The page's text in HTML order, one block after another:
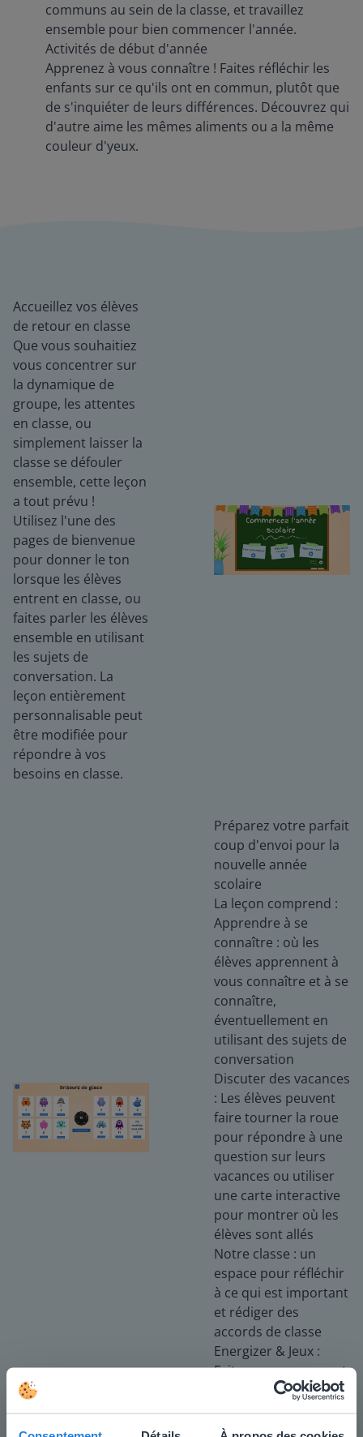
communs au sein de la classe, et travaillez
ensemble pour bien commencer l'année.
Activités de début d'année
Apprenez à vous connaître ! Faites réfléchir les
enfants sur ce qu'ils ont en commun, plutôt que
de s'inquiéter de leurs différences. Découvrez qui
d'autre aime les mêmes aliments ou a la même
couleur d'yeux.
Accueillez vos élèves
de retour en classe
Que vous souhaitiez
vous concentrer sur
la dynamique de
groupe, les attentes
en classe, ou
simplement laisser la
classe se défouler
ensemble, cette leçon
a tout prévu !
Utilisez l'une des
pages de bienvenue
pour donner le ton
lorsque les élèves
entrent en classe, ou
faites parler les élèves
ensemble en utilisant
les sujets de
conversation. La
leçon entièrement
personnalisable peut
être modifiée pour
répondre à vos
besoins en classe.
Préparez votre parfait
coup d'envoi pour la
nouvelle année
scolaire
La leçon comprend :
Apprendre à se
connaître : où les
élèves apprennent à
vous connaître et à se
connaître,
éventuellement en
utilisant des sujets de
conversation
Discuter des vacances
: Les élèves peuvent
faire tourner la roue
pour répondre à une
question sur leurs
vacances ou utiliser
une carte interactive
pour montrer où les
élèves sont allés
Notre classe : un
espace pour réfléchir
à ce qui est important
et rédiger des
accords de classe
Energizer & Jeux :
Faites un mouvement,
Le pendu, et Mémoire
!